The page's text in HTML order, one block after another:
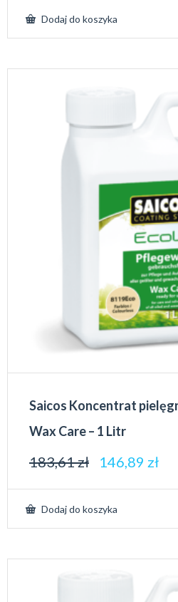
Dodaj do koszyka
Saicos Koncentrat
Wax Care – 1 Litr
183,61zł 146,89 zł
Dodaj do koszyka